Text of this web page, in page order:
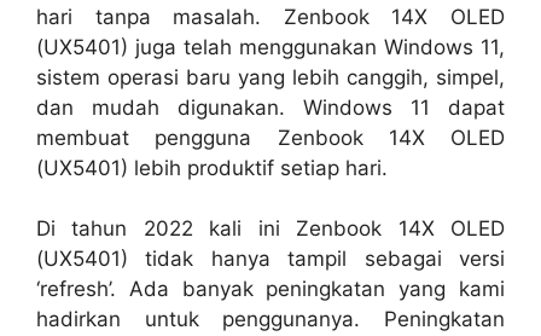
hari tanpa masalah. Zenbook 14X OLED
(UX5401) juga telah menggunakan Windows 11,
sistem operasi baru yang lebih canggih, simpel,
dan mudah digunakan. Windows 11 dapat
membuat pengguna Zenbook 14X OLED
(UX5401) lebih produktif setiap hari.
Di tahun 2022 kali ini Zenbook 14X OLED
(UX5401) tidak hanya tampil sebagai versi
‘refresh’. Ada banyak peningkatan yang kami
hadirkan untuk penggunanya. Peningkatan